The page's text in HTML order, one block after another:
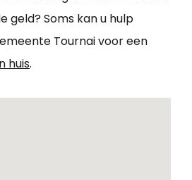
geld? Soms kan u hulp
Tournai voor een
huis.